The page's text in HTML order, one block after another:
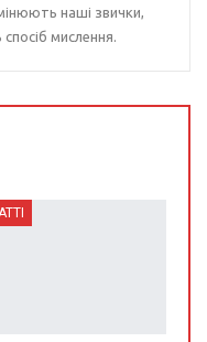
наші звички,
мислення.